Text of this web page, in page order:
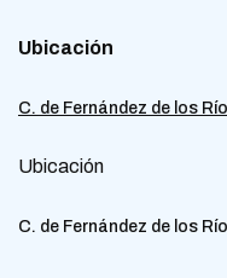
Ubicación
C. de Fernández de los
Ubicación
C. de Fernández de los